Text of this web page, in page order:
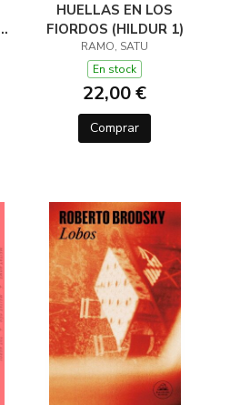
HUELLAS EN LOS
FIORDOS (HILDUR 1)
RAMO, SATU
En stock
22,00 €
Comprar